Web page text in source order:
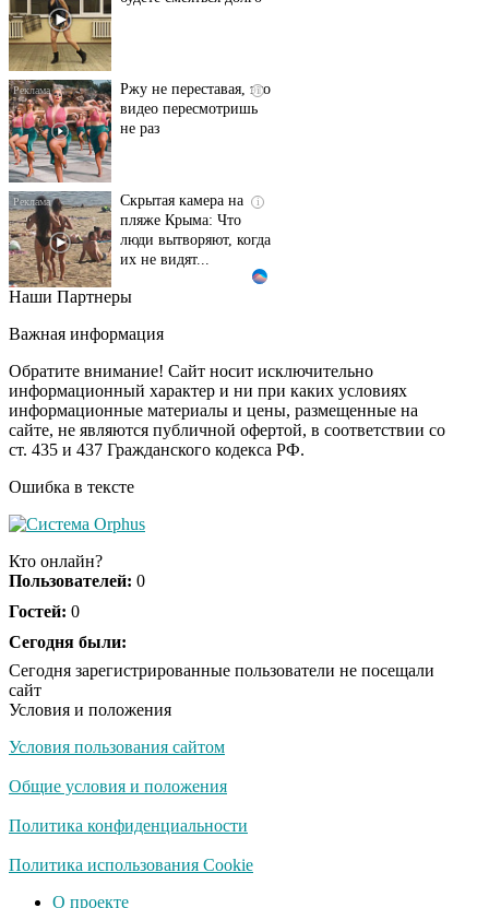
i
Ржу не переставая, это
видео пересмотришь
не раз
i
Скрытая камера на
пляже Крыма: Что
люди вытворяют, когда
их не видят...
Ролик длится
смеяться вы будете
i
Королева вагона
отожгла! Видео не
оставит равнодушным
Забывший о
сына выступать за
Наши Партнеры
Важная информация
Обратите внимание! Сайт носит исключительно
информационный характер и ни при каких условиях
информационные материалы и цены, размещенные на
сайте, не являются публичной офертой, в соответствии со
ст. 435 и 437 Гражданского кодекса РФ.
Ошибка в тексте
Кто онлайн?
Пользователей: 0
Гостей: 0
Сегодня были:
Сегодня зарегистрированные пользователи не посещали
сайт
Условия и положения
Условия пользования сайтом
Общие условия и положения
Политика конфиденциальности
Политика использования Cookie
О проекте